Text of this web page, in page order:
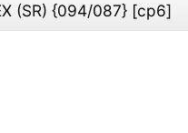
(SR) {094/087} [cp6]